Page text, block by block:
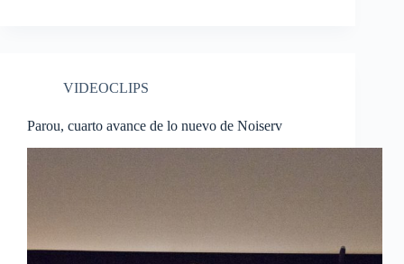
VIDEOCLIPS
Parou, cuarto avance de lo nuevo de Noiserv